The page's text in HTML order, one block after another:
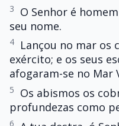
3
O Senhor é
seu nome.
4
Lançou no mar os
exército; e os seus
afogaram-se no Mar
5
Os abismos os
profundezas como
6